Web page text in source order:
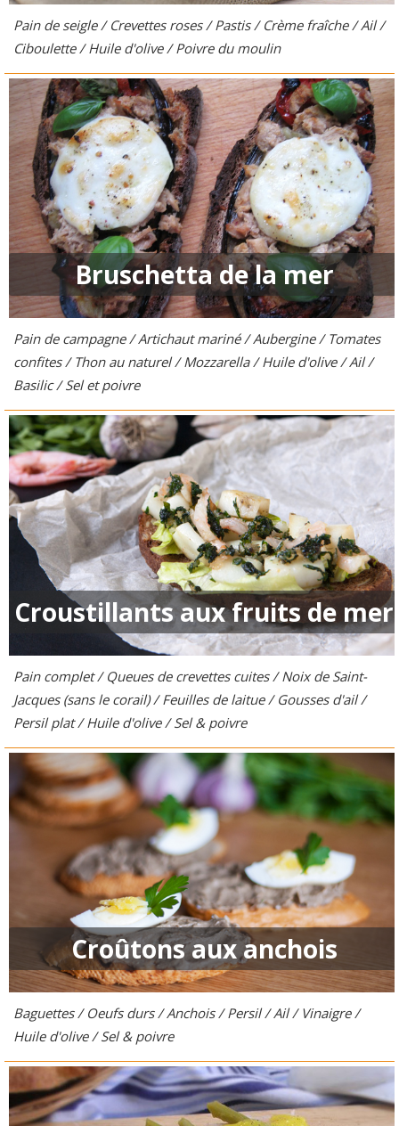
Pain de seigle / Crevettes roses / Pastis / Crème fraîche / Ail /
Ciboulette / Huile d'olive / Poivre du moulin
Bruschetta de la mer
Pain de campagne / Artichaut mariné / Aubergine / Tomates
confites / Thon au naturel / Mozzarella / Huile d'olive / Ail /
Basilic / Sel et poivre
Croustillants aux fruits de mer
Pain complet / Queues de crevettes cuites / Noix de Saint-
Jacques (sans le corail) / Feuilles de laitue / Gousses d'ail /
Persil plat / Huile d'olive / Sel & poivre
Croûtons aux anchois
Baguettes / Oeufs durs / Anchois / Persil / Ail / Vinaigre /
Huile d'olive / Sel & poivre